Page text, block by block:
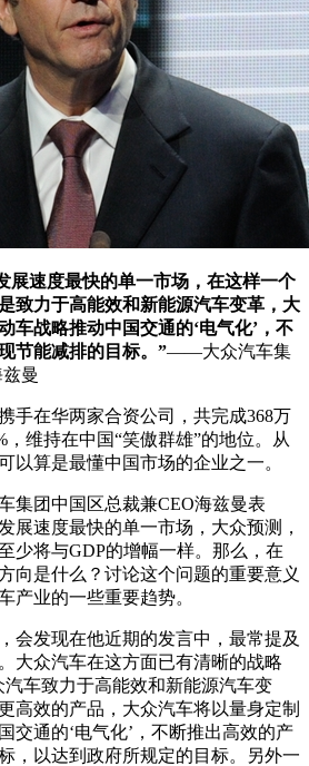
速度最快的单一市场，在这样一个
致力于高能效和新能源汽车变革，大
车战略推动中国交通的‘电气化’，不
节能减排的目标。”——大众汽车集
曼
在华两家合资公司，共完成368万
，维持在中国“笑傲群雄”的地位。从
以算是最懂中国市场的企业之一。
团中国区总裁兼CEO海兹曼表
展速度最快的单一市场，大众预测，
少将与GDP的增幅一样。那么，在
向是什么？讨论这个问题的重要意义
产业的一些重要趋势。
发现在他近期的发言中，最常提及
大众汽车在这方面已有清晰的战略
车致力于高能效和新能源汽车变
高效的产品，大众汽车将以量身定制
交通的‘电气化’，不断推出高效的产
，以达到政府所规定的目标。另外一